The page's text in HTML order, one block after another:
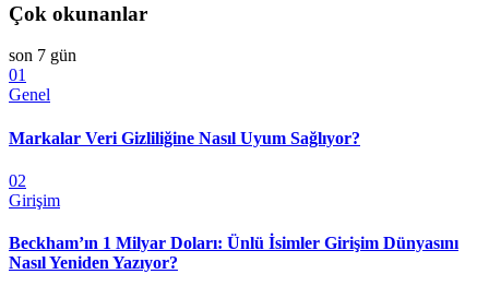
Çok okunanlar
son 7 gün
01
Genel
Markalar Veri Gizliliğine Nasıl Uyum Sağlıyor?
02
Girişim
Beckham’ın 1 Milyar Doları: Ünlü İsimler Girişim Dünyasını
Nasıl Yeniden Yazıyor?